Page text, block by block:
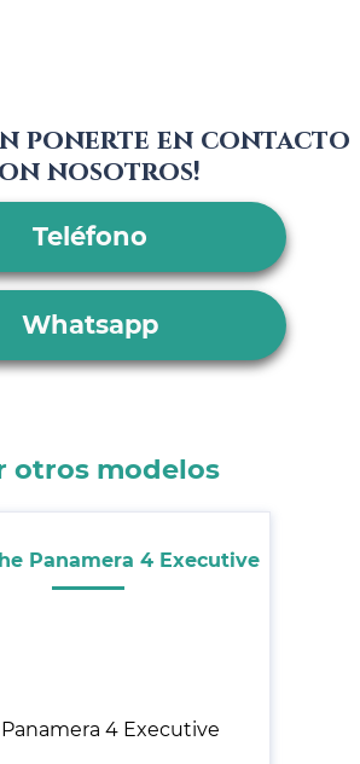
ponerte en contacto
nosotros!
Teléfono
Whatsapp
otros modelos
Panamera 4 Executive